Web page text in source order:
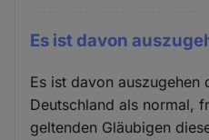
Es ist davon
Es ist davon auszugehen
Deutschland als normal,
geltenden Gläubigen